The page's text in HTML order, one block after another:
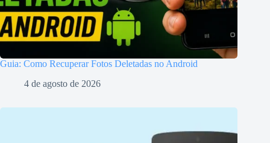
Guia: Como Recuperar Fotos Deletadas no Android
4 de agosto de 2026